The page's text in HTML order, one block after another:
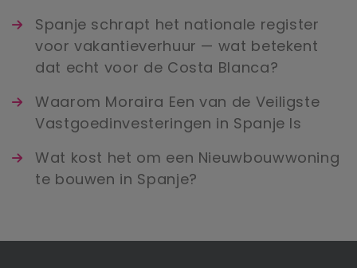
Spanje schrapt het nationale register
voor vakantieverhuur — wat betekent
dat echt voor de Costa Blanca?
Waarom Moraira Een van de Veiligste
Vastgoedinvesteringen in Spanje Is
Wat kost het om een Nieuwbouwwoning
te bouwen in Spanje?